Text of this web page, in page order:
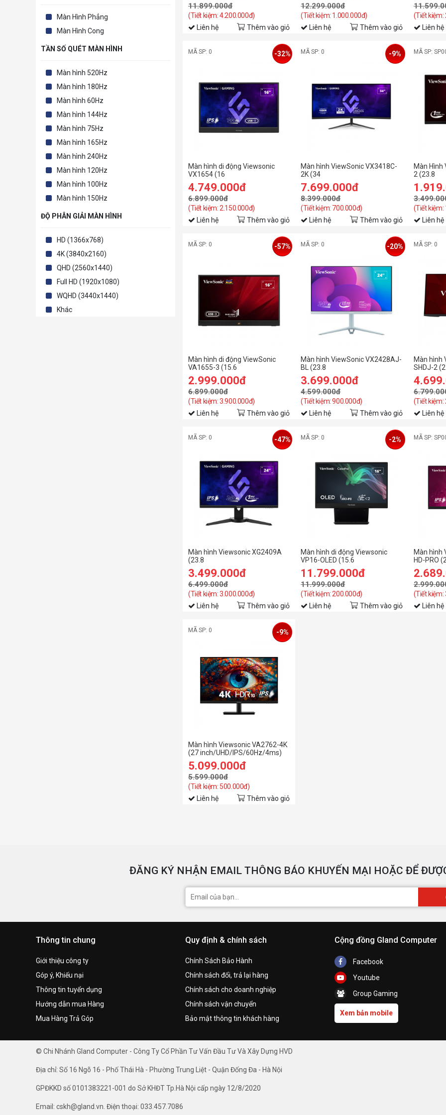
Màn Hình Phẳng
Màn Hình Cong
TẦN SỐ QUÉT MÀN HÌNH
Màn hình 520Hz
Màn hình 180Hz
Màn hình 60Hz
Màn hình 144Hz
Màn hình 75Hz
Màn hình 165Hz
Màn hình 240Hz
Màn hình 120Hz
Màn hình 100Hz
Màn hình 150Hz
ĐỘ PHÂN GIẢI MÀN HÌNH
HD (1366x768)
4K (3840x2160)
QHD (2560x1440)
Full HD (1920x1080)
WQHD (3440x1440)
Khác
11.899.000đ
(Tiết kiệm: 4.200.000đ)
Liên hệ Thêm vào giỏ
12.299.000đ
(Tiết kiệm: 1.000.000đ)
Liên hệ Thêm vào giỏ
(Tiết kiệm:
Liên hệ
MÃ SP: 0
Màn hình di động Viewsonic
VX1654 (16
inch/FHD/IPS/144Hz/4.67ms/USB-
C/Loa)
4.749.000đ
6.899.000đ
(Tiết kiệm: 2.150.000đ)
-32%
Liên hệ Thêm vào giỏ
MÃ SP: 0
Màn hình ViewSonic VX3418C-
2K (34
inch/UWQHD/VA/180Hz/1ms/loa/cong)
7.699.000đ
8.399.000đ
(Tiết kiệm: 700.000đ)
-9%
Liên hệ Thêm vào giỏ
MÃ SP:
Màn Hình
2 (23.8
inch/
(Tiết kiệm:
Liên hệ
MÃ SP: 0
Màn hình di động ViewSonic
VA1655-3 (15.6
inch/FHD/IPS/60Hz/7ms)
2.999.000đ
6.899.000đ
(Tiết kiệm: 3.900.000đ)
-57%
Liên hệ Thêm vào giỏ
MÃ SP: 0
Màn hình ViewSonic VX2428AJ-
BL (23.8
inch/FHD/IPS/240Hz/0.5ms/loa)
3.699.000đ
4.599.000đ
(Tiết kiệm: 900.000đ)
-20%
Liên hệ Thêm vào giỏ
MÃ SP: 0
Màn hình
SHDJ-2
inch/
(Tiết kiệm:
Liên hệ
MÃ SP: 0
Màn hình Viewsonic XG2409A
(23.8
inch/FHD/IPS/240Hz/1ms)
3.499.000đ
6.499.000đ
(Tiết kiệm: 3.000.000đ)
-47%
Liên hệ Thêm vào giỏ
MÃ SP: 0
Màn hình di động Viewsonic
VP16-OLED (15.6
inch/FHD/OLED/60Hz/1ms)
11.799.000đ
11.999.000đ
(Tiết kiệm: 200.000đ)
-2%
Liên hệ Thêm vào giỏ
MÃ SP:
Màn hình
HD-PRO
inch/
(Tiết kiệm:
Liên hệ
MÃ SP: 0
Màn hình Viewsonic VA2762-4K
(27 inch/UHD/IPS/60Hz/4ms)
5.099.000đ
5.599.000đ
(Tiết kiệm: 500.000đ)
-9%
Liên hệ Thêm vào giỏ
ĐĂNG KÝ NHẬN EMAIL THÔNG BÁO KHUYẾN MẠI HOẶC ĐỂ
Thông tin chung
Giới thiệu công ty
Góp ý, Khiếu nại
Thông tin tuyển dụng
Hướng dẫn mua Hàng
Mua Hàng Trả Góp
Quy định & chính sách
Chính Sách Bảo Hành
Chính sách đổi, trả lại hàng
Chính sách cho doanh nghiệp
Chính sách vận chuyển
Bảo mật thông tin khách hàng
Cộng đồng Gland Computer
Facebook
Youtube
Group Gaming
Xem bản mobile
© Chi Nhánh Gland Computer - Công Ty Cổ Phần Tư Vấn Đầu Tư Và Xây Dựng HVD
Địa chỉ: Số 16 Ngõ 16 - Phố Thái Hà - Phường Trung Liệt - Quận Đống Đa - Hà Nội
GPĐKKD số 0101383221-001 do Sở KHĐT Tp.Hà Nội cấp ngày 12/8/2020
Email: cskh@gland.vn. Điện thoại: 033.457.7086